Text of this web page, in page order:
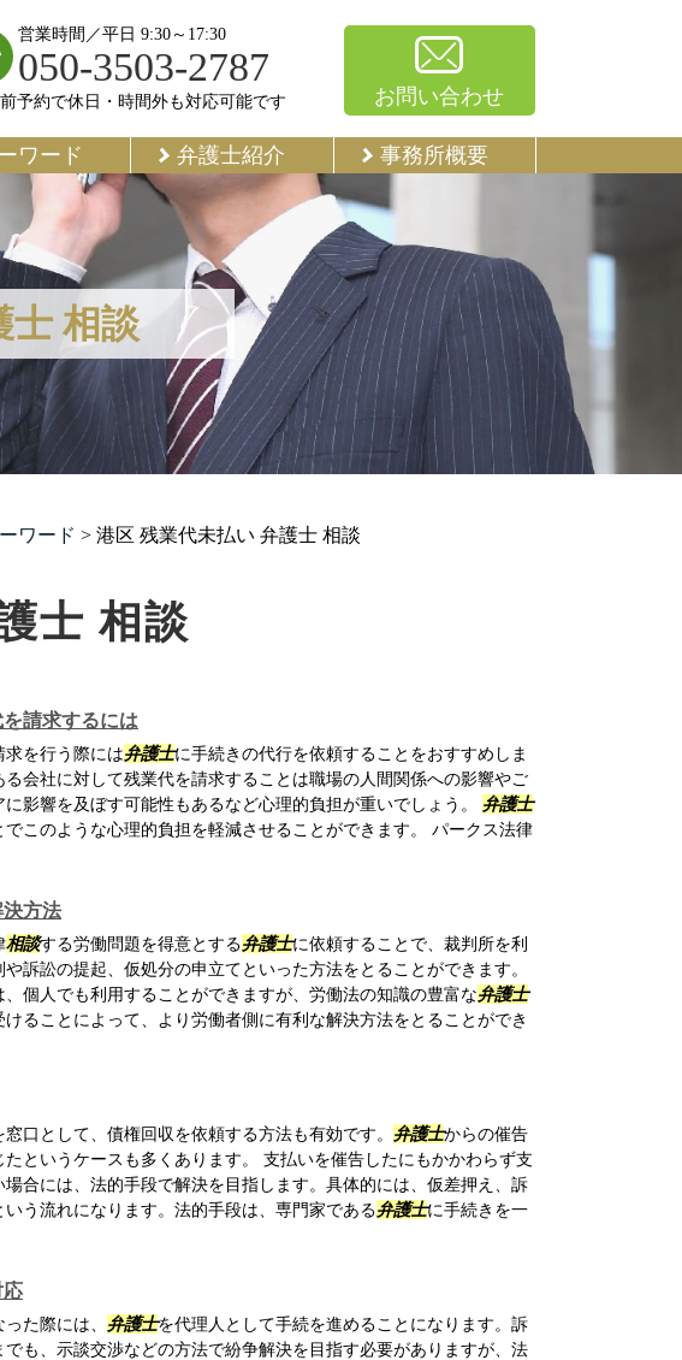
士 相談
営業時間／平日 9:30～17:30
050-3503-2787
予約で休日・時間外も対応可能です お問い合わせ
ワード 弁護士紹介 事務所概要
ワード > 港区 残業代未払い 弁護士 相談
士 相談
請求するには
を行う際には弁護士に手続きの代行を依頼することをおすすめしま
る会社に対して残業代を請求することは職場の人間関係への影響やご
に影響を及ぼす可能性もあるなど心理的負担が重いでしょう。 弁護士
でこのような心理的負担を軽減させることができます。 パークス法律
方法
相談する労働問題を得意とする弁護士に依頼することで、裁判所を利
や訴訟の提起、仮処分の申立てといった方法をとることができます。
、個人でも利用することができますが、労働法の知識の豊富な弁護士
ることによって、より労働者側に有利な解決方法をとることができ
窓口として、債権回収を依頼する方法も有効です。 弁護士からの催告
たというケースも多くあります。 支払いを催告したにもかかわらず支
場合には、法的手段で解決を目指します。具体的には、仮差押え、訴
いう流れになります。法的手段は、専門家である弁護士に手続きを一
応
た際には、 弁護士を代理人として手続を進めることになります。訴
でも、示談交渉などの方法で紛争解決を目指す必要がありますが、法